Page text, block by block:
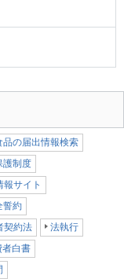
品の届出情報検索
護制度
サイト
誓約
契約法
法執行
者白書